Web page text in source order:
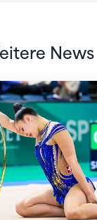
News